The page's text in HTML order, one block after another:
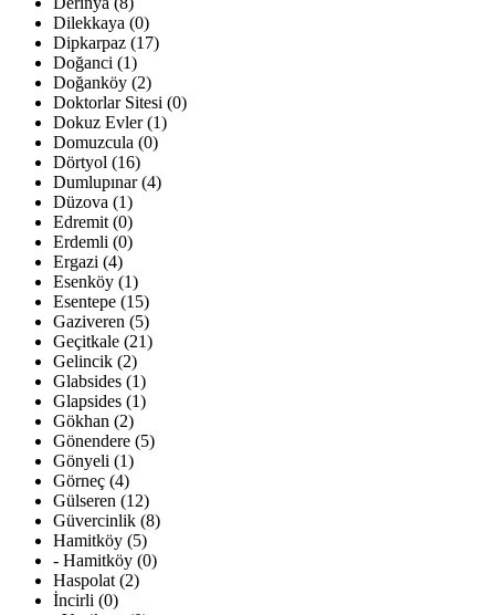
Dilekkaya (0)
Dipkarpaz (17)
Doğanci (1)
Doğanköy (2)
Doktorlar Sitesi (0)
Dokuz Evler (1)
Domuzcula (0)
Dörtyol (16)
Dumlupınar (4)
Düzova (1)
Edremit (0)
Erdemli (0)
Ergazi (4)
Esenköy (1)
Esentepe (15)
Gaziveren (5)
Geçitkale (21)
Gelincik (2)
Glabsides (1)
Glapsides (1)
Gökhan (2)
Gönendere (5)
Gönyeli (1)
Görneç (4)
Gülseren (12)
Güvercinlik (8)
Hamitköy (5)
- Hamitköy (0)
Haspolat (2)
İncirli (0)